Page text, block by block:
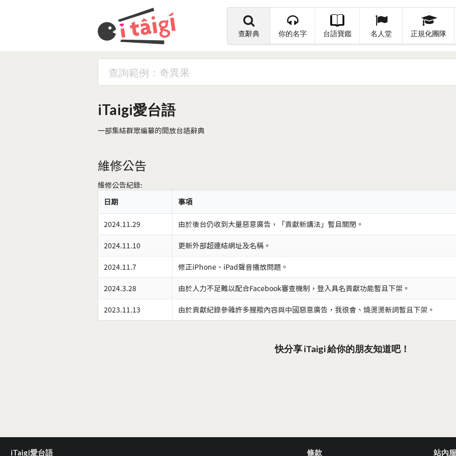
查辭典 你的名字 台語寶鑑 名人堂 正規化團隊
iTaigi愛台語
一部集結群眾編纂的開放台語辭典
維修公告
維修公告紀錄:
日期
事項
2024.11.29 由於後台仍收到大量惡意廣告，「貢獻新講法」暫且關閉。
2024.11.10 更新外部超連結網址及名稱。
2024.11.7 修正iPhone、iPad聲音播放問題。
2024.3.28 由於人力不足難以配合Facebook審查機制，登入具名貢獻功能暫且下架。
2023.11.13 由於貢獻紀錄參雜許多腥羶內容與中國惡意廣告，我很會、燒燙燙新詞暫且下架。
快分享 iTaigi 給你的朋友知道吧！
iTaigi愛台語 條款 站內